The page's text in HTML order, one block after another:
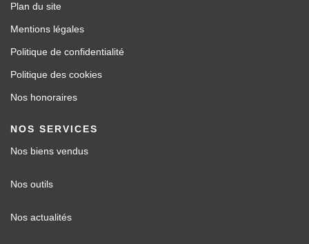
Plan du site
Mentions légales
Politique de confidentialité
Politique des cookies
Nos honoraires
NOS SERVICES
Nos biens vendus
Nos outils
Nos actualités